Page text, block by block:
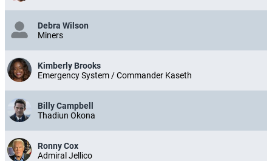
Debra Wilson
Miners
Kimberly Brooks
Emergency System / Commander Kaseth
Billy Campbell
Thadiun Okona
Ronny Cox
Admiral Jellico